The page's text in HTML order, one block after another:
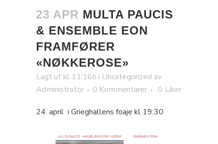
23 APR MULTA PAUCIS
& ENSEMBLE EON
FRAMFØRER
«NØKKEROSE»
Lagt ut kl 11:16h i Uncategorized av
Administrator
0 Kommentarer 0 Liker
24. april i Grieghallens foaje kl 19:30